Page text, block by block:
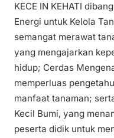
KECE IN KEHATI
Energi untuk Kelola
semangat merawat
yang mengajarkan
hidup; Cerdas
memperluas
manfaat tanaman;
Kecil Bumi, yang
peserta didik untuk